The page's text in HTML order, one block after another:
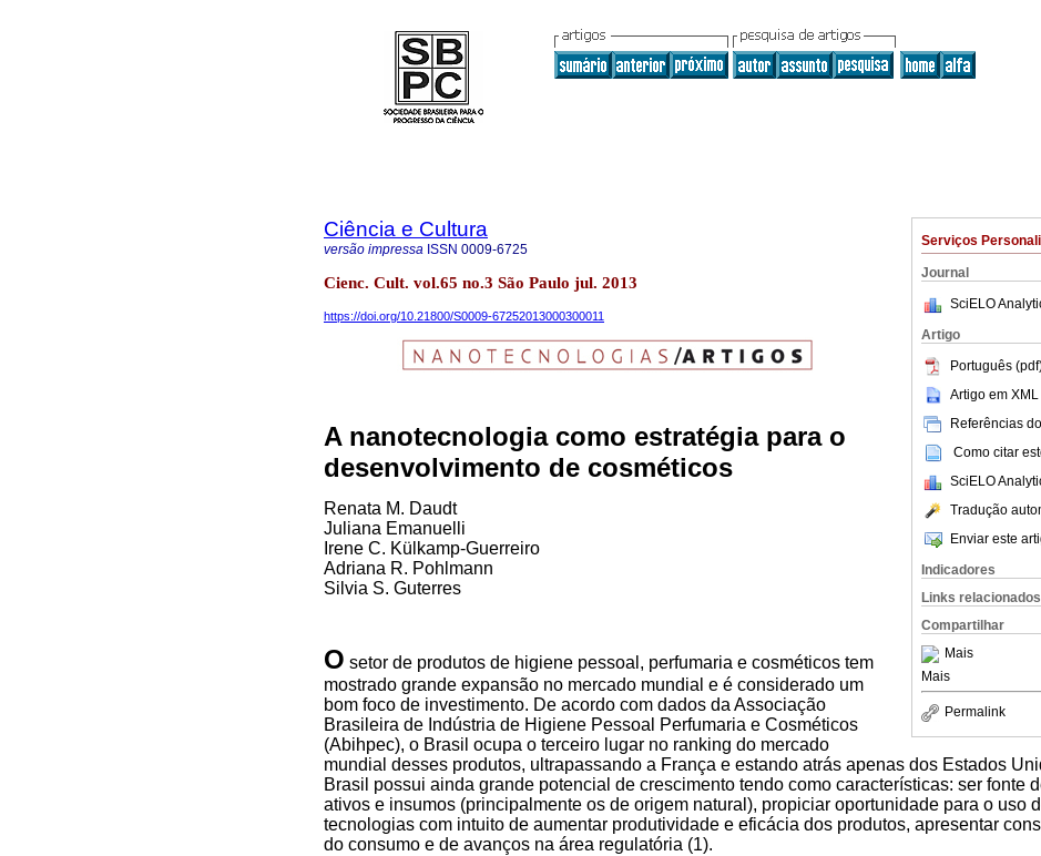
Serviços
Journal
SciELO
Artigo
Português
Artigo em XML
Referências
Como citar
SciELO
Tradução
Enviar este
Indicadores
Links relacionados
Compartilhar
Mais
Mais
Permalink
Ciência e Cultura
versão impressa ISSN 0009-6725
Cienc. Cult. vol.65 no.3 São Paulo jul. 2013
https://doi.org/10.21800/S0009-67252013000300011
A nanotecnologia como estratégia para o
desenvolvimento de cosméticos
Renata M. Daudt
Juliana Emanuelli
Irene C. Külkamp-Guerreiro
Adriana R. Pohlmann
Silvia S. Guterres
O setor de produtos de higiene pessoal, perfumaria e cosméticos tem
mostrado grande expansão no mercado mundial e é considerado um
bom foco de investimento. De acordo com dados da Associação
Brasileira de Indústria de Higiene Pessoal Perfumaria e Cosméticos
(Abihpec), o Brasil ocupa o terceiro lugar no ranking do mercado
mundial desses produtos, ultrapassando a França e estando atrás apenas dos Estados
Brasil possui ainda grande potencial de crescimento tendo como características: ser fonte
ativos e insumos (principalmente os de origem natural), propiciar oportunidade para o uso
tecnologias com intuito de aumentar produtividade e eficácia dos produtos, apresentar
do consumo e de avanços na área regulatória (1).